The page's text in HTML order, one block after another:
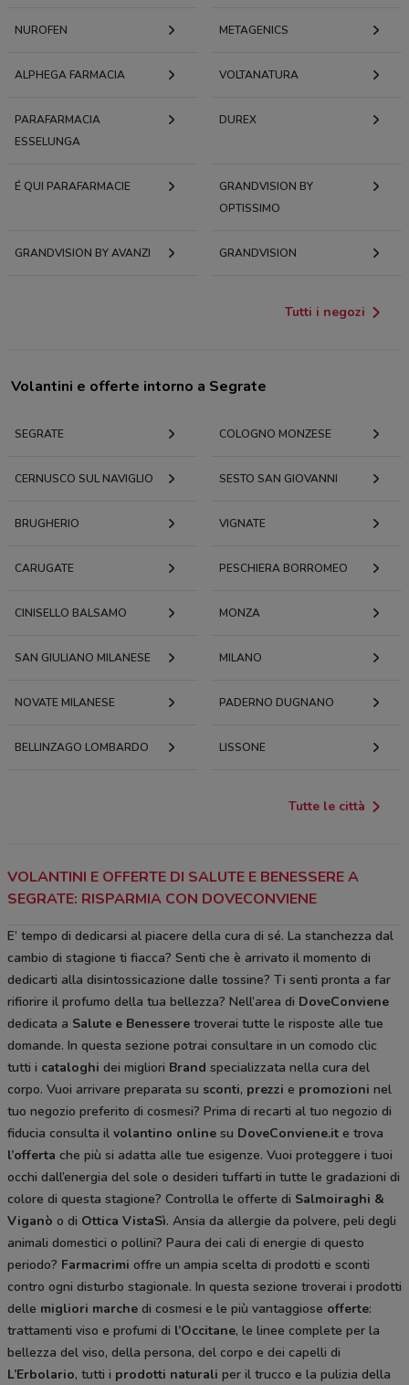
NUROFEN METAGENICS
ALPHEGA FARMACIA VOLTANATURA
PARAFARMACIA
ESSELUNGA
DUREX
É QUI PARAFARMACIE
GRANDVISION BY
OPTISSIMO
GRANDVISION BY AVANZI GRANDVISION
Tutti i negozi
Volantini e offerte intorno a Segrate
SEGRATE COLOGNO MONZESE
CERNUSCO SUL NAVIGLIO SESTO SAN GIOVANNI
BRUGHERIO VIGNATE
CARUGATE PESCHIERA BORROMEO
CINISELLO BALSAMO MONZA
SAN GIULIANO MILANESE MILANO
NOVATE MILANESE PADERNO DUGNANO
BELLINZAGO LOMBARDO LISSONE
Tutte le città
VOLANTINI E OFFERTE DI SALUTE E BENESSERE A
SEGRATE: RISPARMIA CON DOVECONVIENE
E’ tempo di dedicarsi al piacere della cura di sé. La stanchezza dal
cambio di stagione ti fiacca? Senti che è arrivato il momento di
dedicarti alla disintossicazione dalle tossine? Ti senti pronta a far
rifiorire il profumo della tua bellezza? Nell’area di DoveConviene
dedicata a Salute e Benessere troverai tutte le risposte alle tue
domande. In questa sezione potrai consultare in un comodo clic
tutti i cataloghi dei migliori Brand specializzata nella cura del
corpo. Vuoi arrivare preparata su sconti, prezzi e promozioni nel
tuo negozio preferito di cosmesi? Prima di recarti al tuo negozio di
fiducia consulta il volantino online su DoveConviene.it e trova
l’offerta che più si adatta alle tue esigenze. Vuoi proteggere i tuoi
occhi dall’energia del sole o desideri tuffarti in tutte le gradazioni di
colore di questa stagione? Controlla le offerte di Salmoiraghi &
Viganò o di Ottica VistaSì. Ansia da allergie da polvere, peli degli
animali domestici o pollini? Paura dei cali di energie di questo
periodo? Farmacrimi offre un ampia scelta di prodotti e sconti
contro ogni disturbo stagionale. In questa sezione troverai i prodotti
delle migliori marche di cosmesi e le più vantaggiose offerte:
trattamenti viso e profumi di l’Occitane, le linee complete per la
bellezza del viso, della persona, del corpo e dei capelli di
L’Erbolario, tutti i prodotti naturali per il trucco e la pulizia della